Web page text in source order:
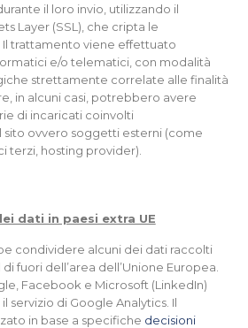
il loro invio, utilizzando il
Layer (SSL), che cripta le
Il trattamento viene effettuato
e/o telematici, con modalità
strettamente correlate alle finalità
in alcuni casi, potrebbero avere
di incaricati coinvolti
sito ovvero soggetti esterni (come
terzi, hosting provider).
dati in paesi extra UE
condividere alcuni dei dati raccolti
fuori dell’area dell’Unione Europea.
Facebook e Microsoft (LinkedIn)
servizio di Google Analytics. Il
in base a specifiche decisioni